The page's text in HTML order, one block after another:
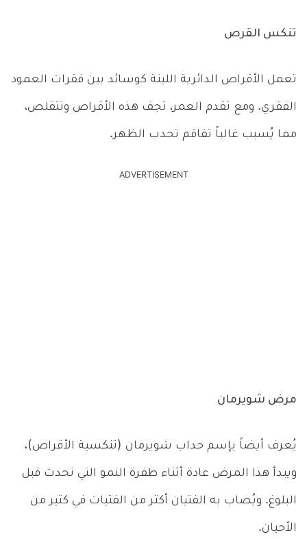
تنكس القرص
تعمل الأقراص الدائرية اللينة كوسائد بين فقرات العمود
الفقري. ومع تقدم العمر، تجف هذه الأقراص وتتقلص،
مما يُسبب غالباً تفاقم تحدب الظهر.
ADVERTISEMENT
مرض شويرمان
يُعرف أيضاً بإسم حداب شويرمان (تنكسية الأقراص)،
ويبدأ هذا المرض عادة أثناء طفرة النمو التي تحدث قبل
البلوغ. ويُصاب به الفتيان أكثر من الفتيات في كثير من
الأحيان.